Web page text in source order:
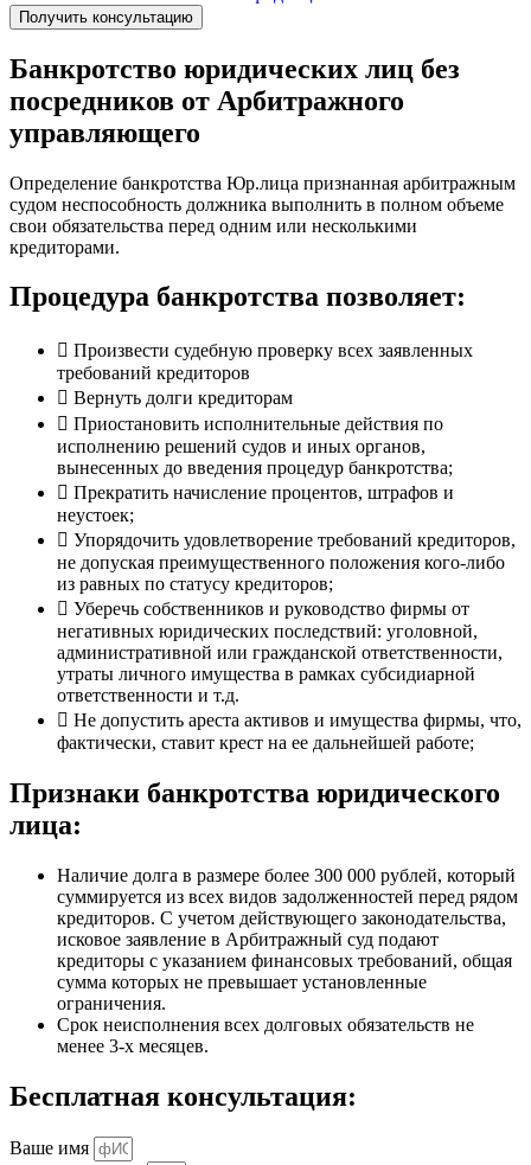
Получить консультацию
Банкротство юридических лиц без
посредников от Арбитражного
управляющего
Определение банкротства Юр.лица признанная арбитражным
судом неспособность должника выполнить в полном объеме
свои обязательства перед одним или несколькими
кредиторами.
Процедура банкротства позволяет:
Произвести судебную проверку всех заявленных
требований кредиторов
Вернуть долги кредиторам
Приостановить исполнительные действия по
исполнению решений судов и иных органов,
вынесенных до введения процедур банкротства;
Прекратить начисление процентов, штрафов и
неустоек;
Упорядочить удовлетворение требований кредиторов,
не допуская преимущественного положения кого-либо
из равных по статусу кредиторов;
Уберечь собственников и руководство фирмы от
негативных юридических последствий: уголовной,
административной или гражданской ответственности,
утраты личного имущества в рамках субсидиарной
ответственности и т.д.
Не допустить ареста активов и имущества фирмы, что,
фактически, ставит крест на ее дальнейшей работе;
Признаки банкротства юридического
лица:
Наличие долга в размере более 300 000 рублей, который
суммируется из всех видов задолженностей перед рядом
кредиторов. С учетом действующего законодательства,
исковое заявление в Арбитражный суд подают
кредиторы с указанием финансовых требований, общая
сумма которых не превышает установленные
ограничения.
Срок неисполнения всех долговых обязательств не
менее 3-х месяцев.
Бесплатная консультация:
Ваше имя